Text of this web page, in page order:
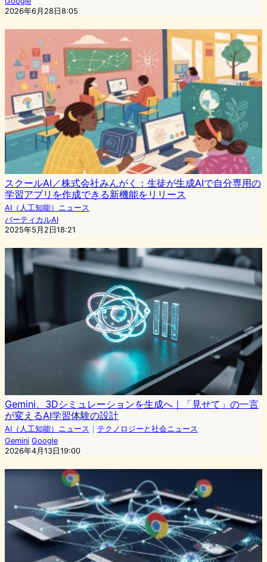
2026年6月28日8:05
スクールAI／株式会社みんがく：生徒が生成AIで自分専用の
学習アプリを作成できる新機能をリリース
AI（人工知能）ニュース
バーティカルAI
2025年5月2日18:21
Gemini、3Dシミュレーションを生成へ｜「見せて」の一言
が変えるAI学習体験の設計
AI（人工知能）ニュース ｜ テクノロジーと社会ニュース
Gemini Google
2026年4月13日19:00